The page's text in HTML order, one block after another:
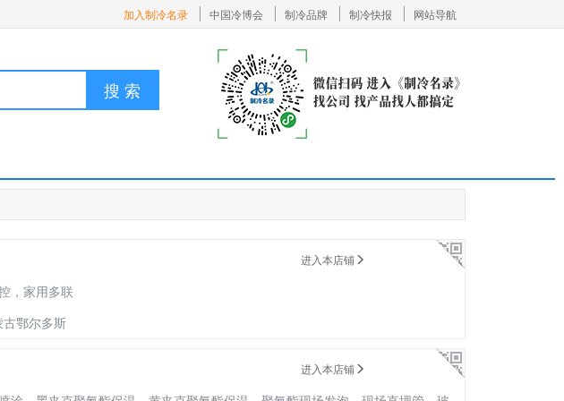
加入制冷名录 中国冷博会 制冷品牌 制冷快报 网站导航
搜 索
进入本店铺
，家用多联
鄂尔多斯
进入本店铺